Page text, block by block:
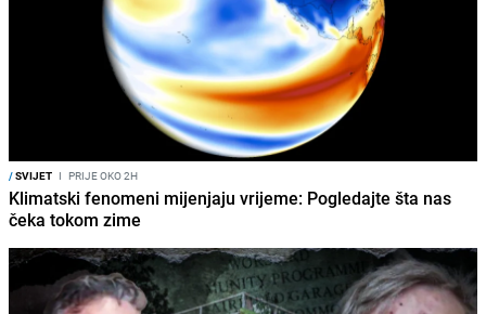
/SVIJET I PRIJE OKO 2H
Klimatski fenomeni mijenjaju vrijeme: Pogledajte šta nas
čeka tokom zime